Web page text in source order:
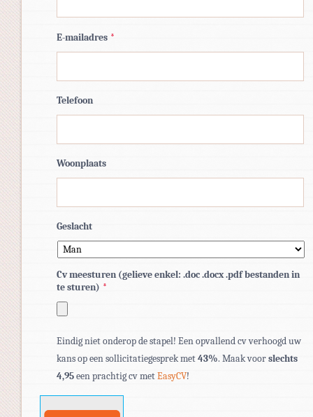
E-mailadres *
Telefoon
Woonplaats
Geslacht
Cv meesturen (gelieve enkel: .doc .docx .pdf bestanden in
te sturen) *
bestandstypen:
pdf,
doc,
docx.
Eindig niet onderop de stapel! Een opvallend cv verhoogd uw
kans op een sollicitatiegesprek met43%. Maak voorslechts
4,95een prachtig cv metEasyCV!